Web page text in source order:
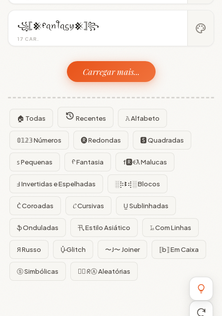
17 CAR.
꧁𓊈𒆜ᠻꪖꪀꪻꪖᦓꪗ𒆜𓊉꧂ palette
Carregar mais...
🏠 Todas Recentes 𝙰 Alfabeto
𝟘𝟙𝟚𝟛 Números 🅡 Redondas 🆂 Quadradas
ꜱ Pequenas ᠻ Fantasia f🆁ꈼƛ Malucas
Ⅎ Invertidas e Espelhadas ░⡷ꔪ⢾░ Blocos
C͛ Coroadas 𝓒 Cursivas U̺ Sublinhadas
ֆ Onduladas 卂 Estilo Asiático 𝙻̷ Com Linhas
Я Russo U̵̮̽ Glitch 〜J〜 Joiner ⟦b⟧ Em Caixa
ⓢ Simbólicas 😵‍💫 ᖇⒶ Aleatórias